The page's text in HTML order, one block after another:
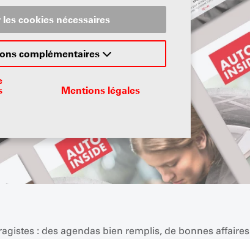
cookies nécessaires
complémentaires
Mentions légales
: des agendas bien remplis, de bonnes